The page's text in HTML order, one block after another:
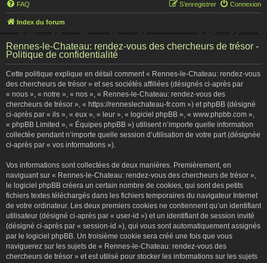
FAQ Connexion
S’enregistrer
Index du forum
Rennes-le-Chateau: rendez-vous des chercheurs de trésor -
Politique de confidentialité
Cette politique explique en détail comment « Rennes-le-Chateau: rendez-vous
des chercheurs de trésor » et ses sociétés affiliées (désignés ci-après par
« nous », « notre », « nos », « Rennes-le-Chateau: rendez-vous des
chercheurs de trésor », « https://renneslechateau-fr.com ») et phpBB (désigné
ci-après par « ils », « eux », « leur », « logiciel phpBB », « www.phpbb.com »,
« phpBB Limited », « Équipes phpBB ») utilisent n’importe quelle information
collectée pendant n’importe quelle session d’utilisation de votre part (désignée
ci-après par « vos informations »).
Vos informations sont collectées de deux manières. Premièrement, en
naviguant sur « Rennes-le-Chateau: rendez-vous des chercheurs de trésor »,
le logiciel phpBB créera un certain nombre de cookies, qui sont des petits
fichiers textes téléchargés dans les fichiers temporaires du navigateur Internet
de votre ordinateur. Les deux premiers cookies ne contiennent qu’un identifiant
utilisateur (désigné ci-après par « user-id ») et un identifiant de session invité
(désigné ci-après par « session-id »), qui vous sont automatiquement assignés
par le logiciel phpBB. Un troisième cookie sera créé une fois que vous
naviguerez sur les sujets de « Rennes-le-Chateau: rendez-vous des
chercheurs de trésor » et est utilisé pour stocker les informations sur les sujets